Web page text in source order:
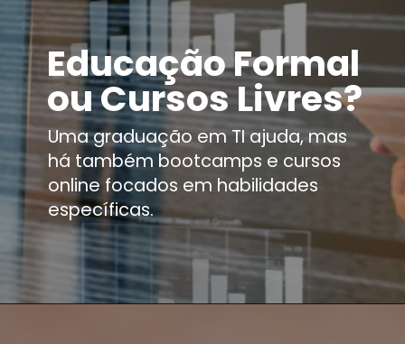
Educação Formal
ou Cursos Livres?
Uma graduação em TI ajuda, mas
há também bootcamps e cursos
online focados em habilidades
específicas.